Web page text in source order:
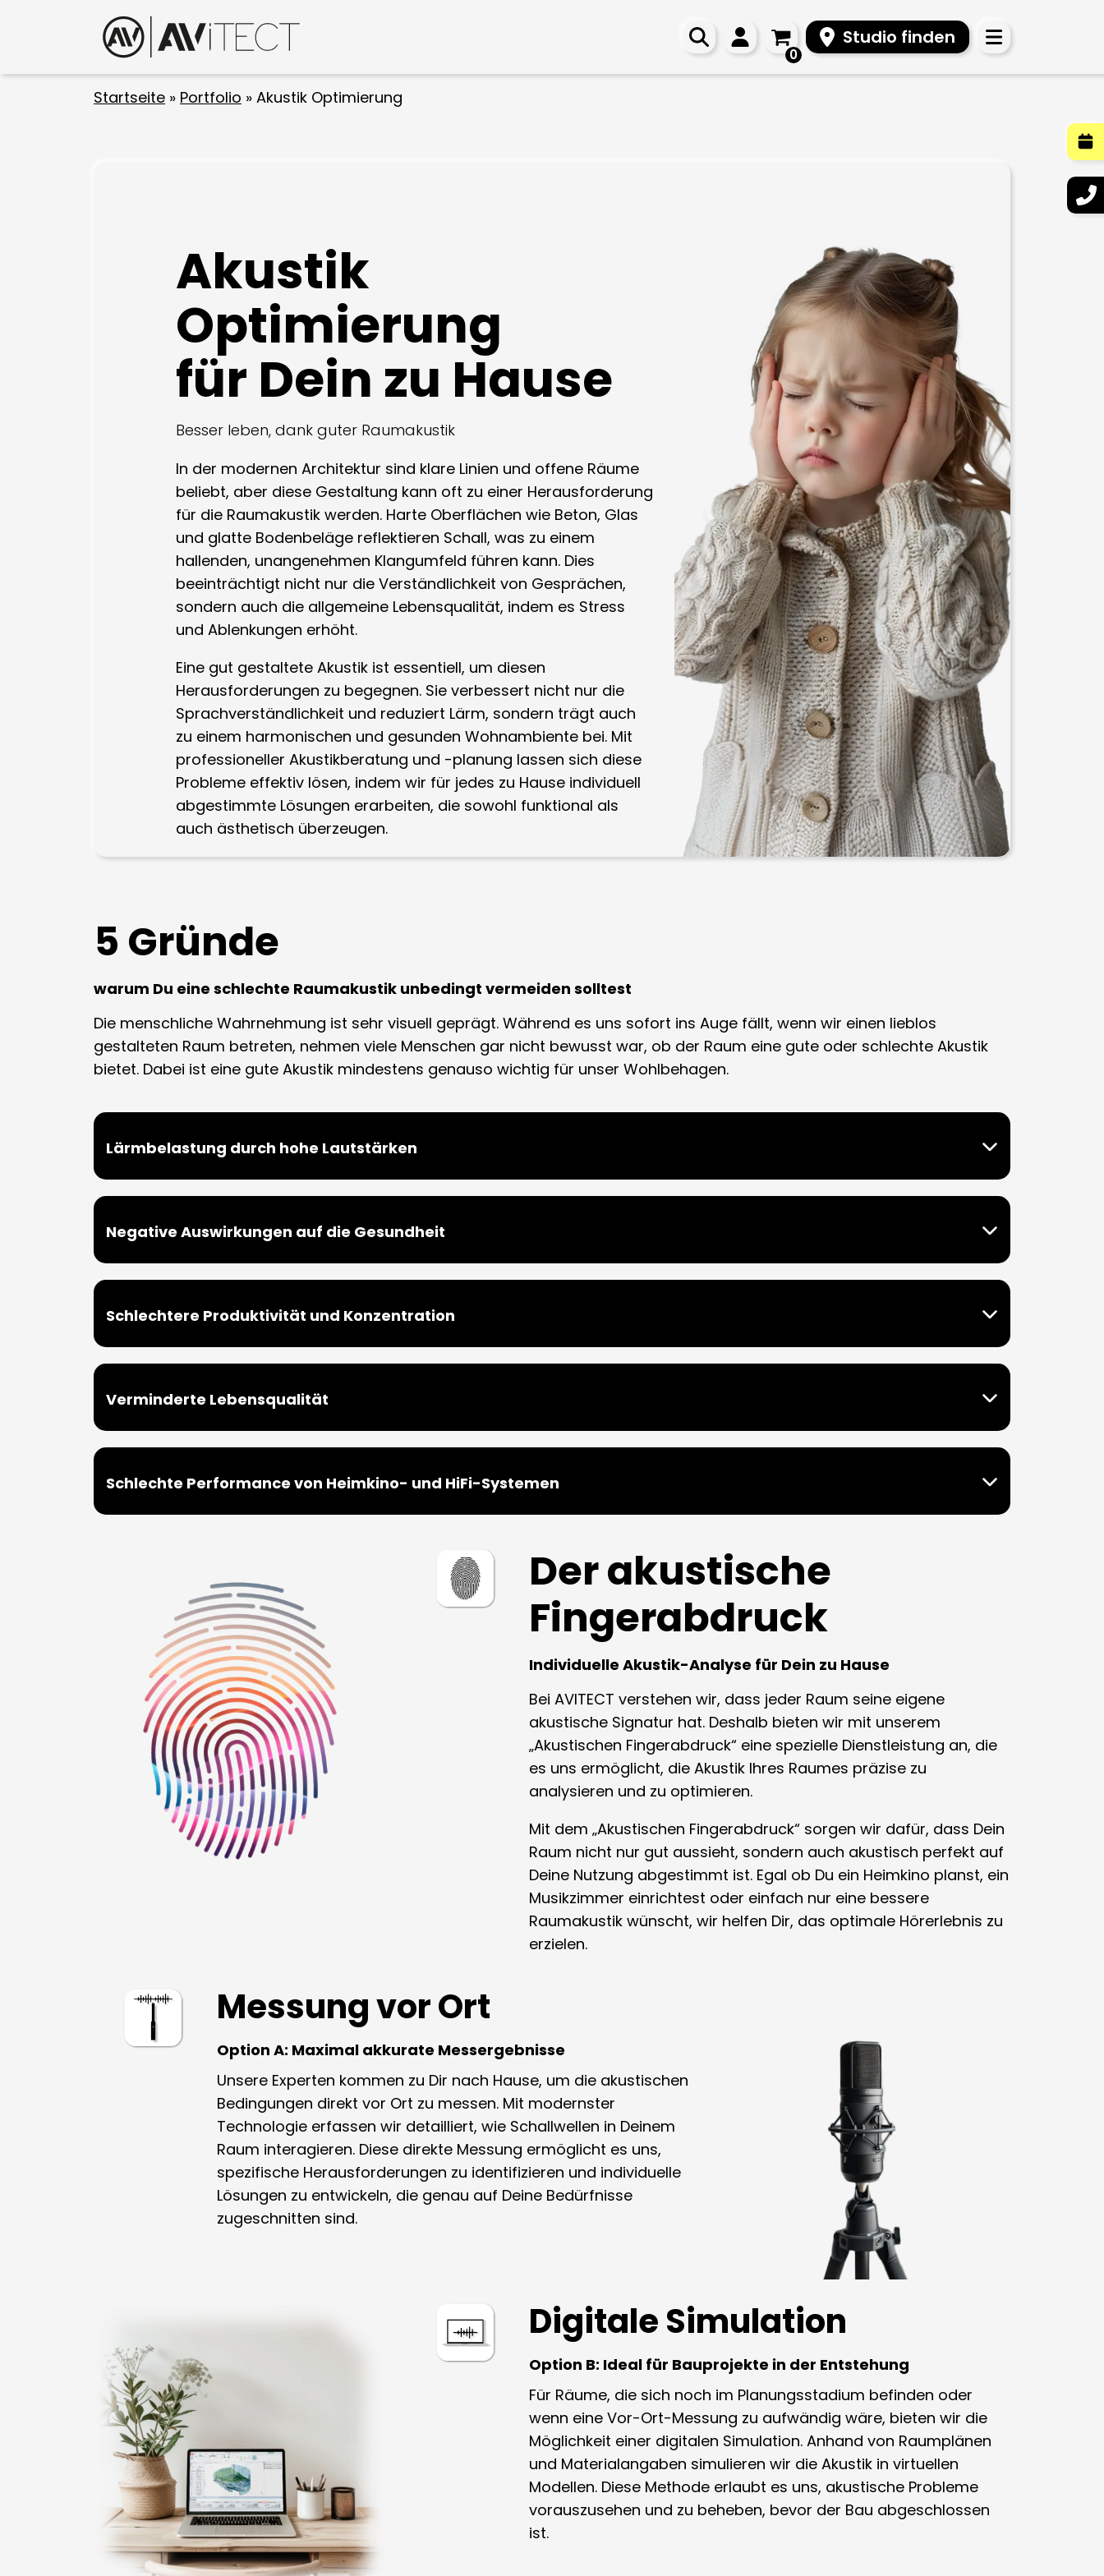
0
Studio finden
Startseite » Portfolio » Akustik Optimierung
Akustik
Optimierung
für Dein zu Hause
Besser leben, dank guter Raumakustik
In der modernen Architektur sind klare Linien und offene Räume
beliebt, aber diese Gestaltung kann oft zu einer Herausforderung
für die Raumakustik werden. Harte Oberflächen wie Beton, Glas
und glatte Bodenbeläge reflektieren Schall, was zu einem
hallenden, unangenehmen Klangumfeld führen kann. Dies
beeinträchtigt nicht nur die Verständlichkeit von Gesprächen,
sondern auch die allgemeine Lebensqualität, indem es Stress
und Ablenkungen erhöht.
Eine gut gestaltete Akustik ist essentiell, um diesen
Herausforderungen zu begegnen. Sie verbessert nicht nur die
Sprachverständlichkeit und reduziert Lärm, sondern trägt auch
zu einem harmonischen und gesunden Wohnambiente bei. Mit
professioneller Akustikberatung und -planung lassen sich diese
Probleme effektiv lösen, indem wir für jedes zu Hause individuell
abgestimmte Lösungen erarbeiten, die sowohl funktional als
auch ästhetisch überzeugen.
5 Gründe
warum Du eine schlechte Raumakustik unbedingt vermeiden solltest
Die menschliche Wahrnehmung ist sehr visuell geprägt. Während es uns sofort ins Auge fällt, wenn wir einen lieblos
gestalteten Raum betreten, nehmen viele Menschen gar nicht bewusst war, ob der Raum eine gute oder schlechte Akustik
bietet. Dabei ist eine gute Akustik mindestens genauso wichtig für unser Wohlbehagen.
Lärmbelastung durch hohe Lautstärken
Negative Auswirkungen auf die Gesundheit
Schlechtere Produktivität und Konzentration
Verminderte Lebensqualität
Schlechte Performance von Heimkino- und HiFi-Systemen
Der akustische
Fingerabdruck
Individuelle Akustik-Analyse für Dein zu Hause
Bei AVITECT verstehen wir, dass jeder Raum seine eigene
akustische Signatur hat. Deshalb bieten wir mit unserem
„Akustischen Fingerabdruck“ eine spezielle Dienstleistung an, die
es uns ermöglicht, die Akustik Ihres Raumes präzise zu
analysieren und zu optimieren.
Mit dem „Akustischen Fingerabdruck“ sorgen wir dafür, dass Dein
Raum nicht nur gut aussieht, sondern auch akustisch perfekt auf
Deine Nutzung abgestimmt ist. Egal ob Du ein Heimkino planst, ein
Musikzimmer einrichtest oder einfach nur eine bessere
Raumakustik wünscht, wir helfen Dir, das optimale Hörerlebnis zu
erzielen.
Messung vor Ort
Option A: Maximal akkurate Messergebnisse
Unsere Experten kommen zu Dir nach Hause, um die akustischen
Bedingungen direkt vor Ort zu messen. Mit modernster
Technologie erfassen wir detailliert, wie Schallwellen in Deinem
Raum interagieren. Diese direkte Messung ermöglicht es uns,
spezifische Herausforderungen zu identifizieren und individuelle
Lösungen zu entwickeln, die genau auf Deine Bedürfnisse
zugeschnitten sind.
Digitale Simulation
Option B: Ideal für Bauprojekte in der Entstehung
Für Räume, die sich noch im Planungsstadium befinden oder
wenn eine Vor-Ort-Messung zu aufwändig wäre, bieten wir die
Möglichkeit einer digitalen Simulation. Anhand von Raumplänen
und Materialangaben simulieren wir die Akustik in virtuellen
Modellen. Diese Methode erlaubt es uns, akustische Probleme
vorauszusehen und zu beheben, bevor der Bau abgeschlossen
ist.